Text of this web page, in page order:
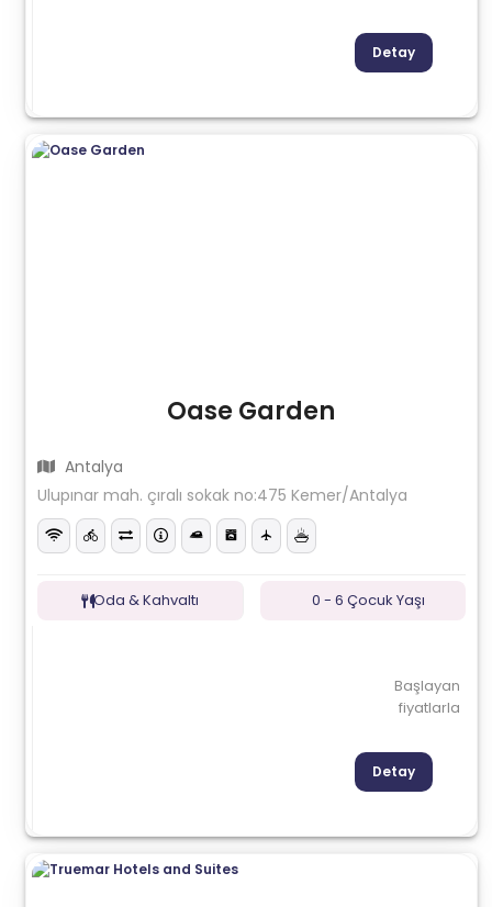
Detay
Oase Garden
Antalya
Ulupınar mah. çıralı sokak no:475 Kemer/Antalya
Oda & Kahvaltı 0 - 6 Çocuk Yaşı
Başlayan
fiyatlarla
Detay